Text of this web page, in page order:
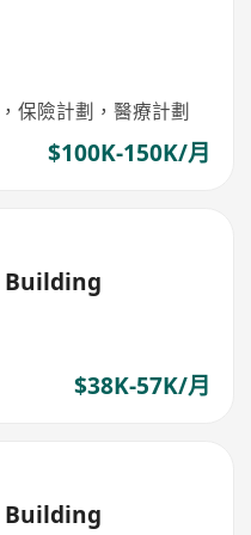
保險計劃，醫療計劃
$100K-150K/月
$38K-57K/月